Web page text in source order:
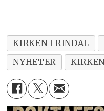
KIRKEN I RINDAL
NYHETER